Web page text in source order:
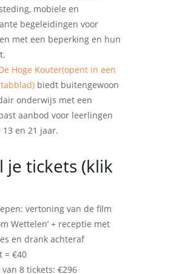
mobiele en
begeleidingen voor
met een beperking en hun
Hoge Kouter(opent in een
biedt buitengewoon
onderwijs met een
aanbod voor leerlingen
en 21 jaar.
je tickets (klik
vertoning van de film
Wettelen’ + receptie met
en drank achteraf
= €40
van 8 tickets: €296